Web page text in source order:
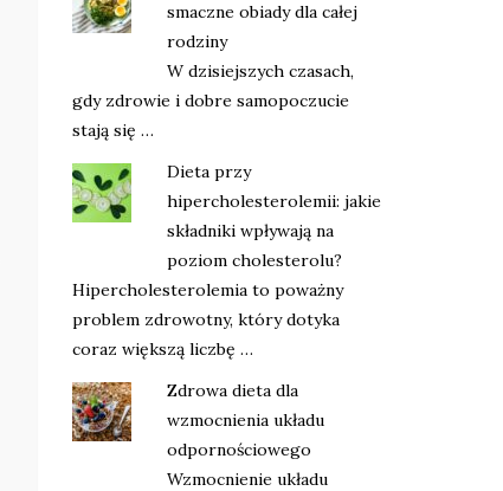
smaczne obiady dla całej
rodziny
W dzisiejszych czasach,
gdy zdrowie i dobre samopoczucie
stają się …
Dieta przy
hipercholesterolemii: jakie
składniki wpływają na
poziom cholesterolu?
Hipercholesterolemia to poważny
problem zdrowotny, który dotyka
coraz większą liczbę …
Zdrowa dieta dla
wzmocnienia układu
odpornościowego
Wzmocnienie układu